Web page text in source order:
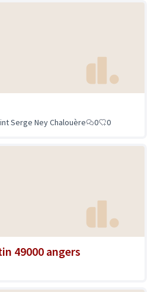
Serge Ney Chalouère 0 0
49000 angers